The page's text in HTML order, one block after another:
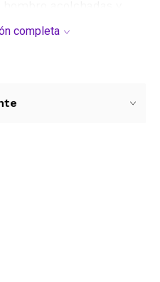
durante el uso
esta mochila es
completa